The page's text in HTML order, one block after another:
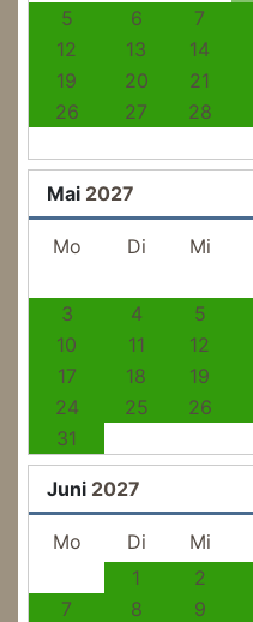
5
6 7
12
13 14
19
20 21
26
27 28
Mai 2027
Mo Di Mi
3
4 5
10
11 12
17
18 19
24
25 26
31
Juni 2027
Mo Di Mi
1
2
7
8 9